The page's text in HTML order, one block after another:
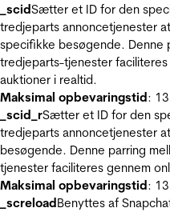
_scidSætter et ID for den
tredjeparts annoncetjenester
specifikke besøgende. Denne
tredjeparts-tjenester
auktioner i realtid.
Maksimal opbevaringstid:
_scid_rSætter et ID for den
tredjeparts annoncetjenester
besøgende. Denne parring
tjenester faciliteres gennem
Maksimal opbevaringstid:
_screloadBenyttes af